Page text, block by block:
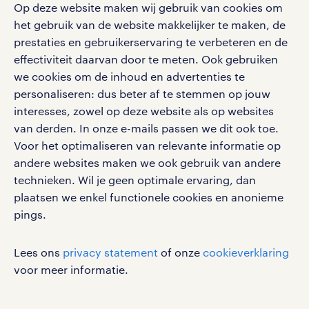
Op deze website maken wij gebruik van cookies om
het gebruik van de website makkelijker te maken, de
prestaties en gebruikerservaring te verbeteren en de
effectiviteit daarvan door te meten. Ook gebruiken
we cookies om de inhoud en advertenties te
personaliseren: dus beter af te stemmen op jouw
interesses, zowel op deze website als op websites
van derden. In onze e-mails passen we dit ook toe.
Voor het optimaliseren van relevante informatie op
andere websites maken we ook gebruik van andere
technieken. Wil je geen optimale ervaring, dan
plaatsen we enkel functionele cookies en anonieme
pings.
Lees ons privacy statement of onze cookieverklaring
voor meer informatie.
aanmelden nieuwsbrief
blogs en artikelen
salarischecker
bruto-netto calculator
onze vestigingen
pers
klachten en misstanden
carrière. Bekijk je rooster of salaris, zoek vacatures
en ontvang berichten van je intercedent.
Eenvoudig, snel en overal.
apple app store
google play store
social media
Volg ons voor de leukste content omtrent
vacatures, solliciteren en inspiratie.